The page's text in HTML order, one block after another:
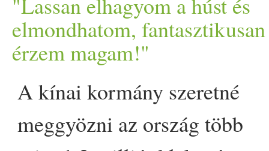
lelassítja és megelőzi
kialakulását is. A chia
mennyiségű folyadékot
gyomorban térfogata
ideig érzi magát
elmondhatom, fantasztikusan
érzem magam!"
A kínai kormány szeretné
meggyözni az ország több